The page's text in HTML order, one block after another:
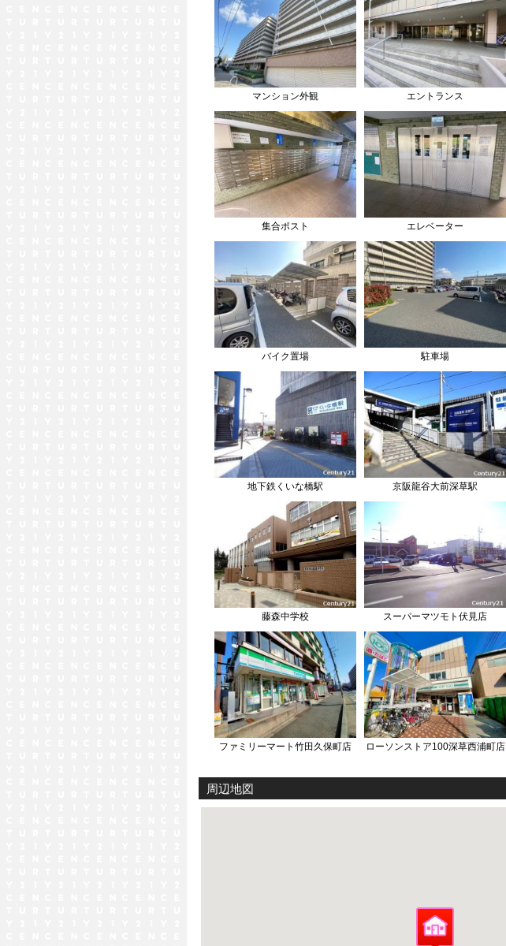
マンション外観 エントランス
集合ポスト エレベーター
バイク置場 駐車場
地下鉄くいな橋駅 京阪龍谷大前深草駅
藤森中学校 スーパーマツモト伏見店
ファミリーマート竹田久保町店 ローソンストア100深草西浦町店
周辺地図